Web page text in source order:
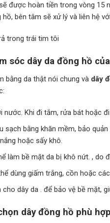
được hoàn tiền trong vòng 15
bên tâm sẽ xử lý và liên hệ
trong trái tim tôi
sóc dây da đồng hồ
bằng da thật nói chung và dây
nước. Khi đi tắm, rửa bát hoặc
sạch bằng khăn mềm, bảo
hoặc sấy khô.
làm bề mặt da bị khô nứt. , do
dùng giấm trắng, cồn hoặc
dây da . để bảo vệ bề mặt,
dây đồng hồ phù